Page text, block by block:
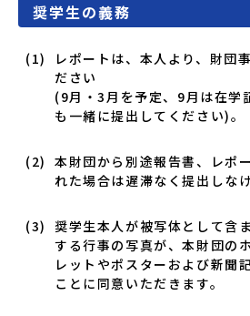
奨学生の義務
レポートは、本人より、財団
ださい
(9月・3月を予定、9月は在学
も一緒に提出してください)。
本財団から別途報告書、レポ
れた場合は遅滞なく提出しな
奨学生本人が被写体として含
する行事の写真が、本財団の
レットやポスターおよび新聞
ことに同意いただきます。